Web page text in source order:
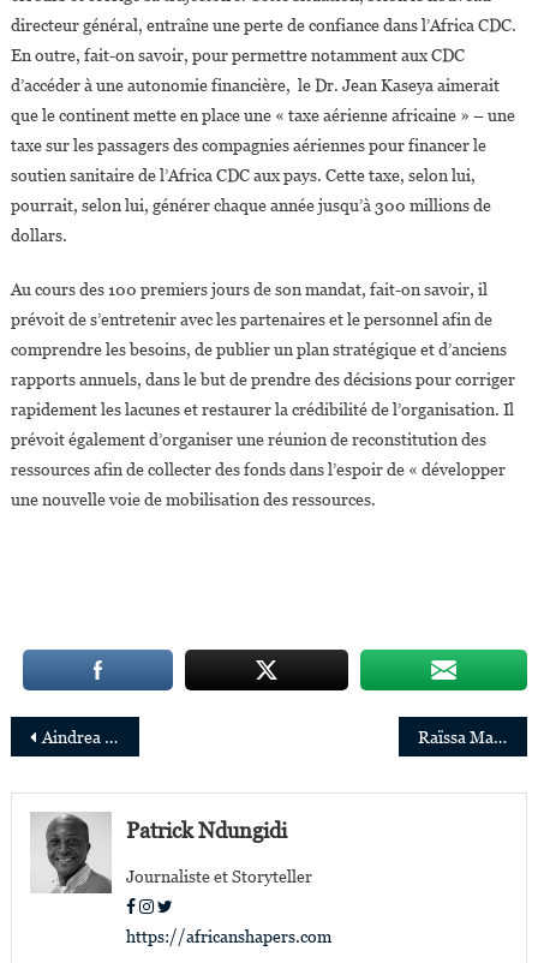
directeur général, entraîne une perte de confiance dans l’Africa CDC.
En outre, fait-on savoir, pour permettre notamment aux CDC
d’accéder à une autonomie financière, le Dr. Jean Kaseya aimerait
que le continent mette en place une « taxe aérienne africaine » – une
taxe sur les passagers des compagnies aériennes pour financer le
soutien sanitaire de l’Africa CDC aux pays. Cette taxe, selon lui,
pourrait, selon lui, générer chaque année jusqu’à 300 millions de
dollars.
Au cours des 100 premiers jours de son mandat, fait-on savoir, il
prévoit de s’entretenir avec les partenaires et le personnel afin de
comprendre les besoins, de publier un plan stratégique et d’anciens
rapports annuels, dans le but de prendre des décisions pour corriger
rapidement les lacunes et restaurer la crédibilité de l’organisation. Il
prévoit également d’organiser une réunion de reconstitution des
ressources afin de collecter des fonds dans l’espoir de « développer
une nouvelle voie de mobilisation des ressources.
Navigation
de
l’article
Aindrea Emelife, 29 ans, nommée curatrice du Musée d’Edo pour les arts d’Afrique de l’Ouest Raïssa Malu : « La SST est un évènement panafricain qui contribue à révéler la prochaine génération de scientifiques et techniciens
Patrick Ndungidi
Journaliste et Storyteller
https://africanshapers.com